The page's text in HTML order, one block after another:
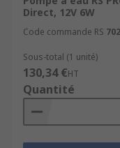
Direct, 12V 6W
Code commande RS
Sous-total (1 unité)
130,34 €HT
Quantité